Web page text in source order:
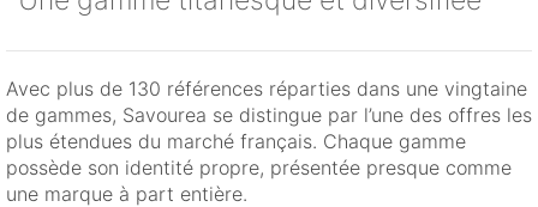
Avec plus de 130 références réparties dans une vingtaine
de gammes, Savourea se distingue par l’une des offres les
plus étendues du marché français. Chaque gamme
possède son identité propre, présentée presque comme
une marque à part entière.